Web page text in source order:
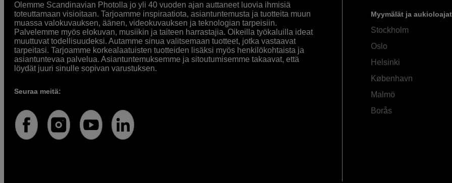
Olemme Scandinavian Photolla jo yli 40 vuoden ajan auttaneet luovia ihmisiä
toteuttamaan visioitaan. Tarjoamme inspiraatiota, asiantuntemusta ja tuotteita muun
muassa valokuvauksen, äänen, videokuvauksen ja teknologian tarpeisiin.
Palvelemme myös elokuvan, musiikin ja taiteen harrastajia. Oikeilla työkaluilla ideat
muuttuvat todellisuudeksi. Autamme sinua valitsemaan tuotteet, jotka vastaavat
tarpeitasi. Tarjoamme korkealaatuisten tuotteiden lisäksi myös henkilökohtaista ja
asiantuntevaa palvelua. Asiantuntemuksemme ja sitoutumisemme takaavat, että
löydät juuri sinulle sopivan varustuksen.
Seuraa meitä:
Myymälät ja aukioloajat
Stockholm
Oslo
Helsinki
København
Malmö
Borås